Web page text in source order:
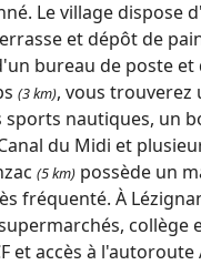
Le village dispose
et dépôt de
bureau de poste et
(3 km), vous trouverez
sports nautiques, un
du Midi et
(5 km) possède un
fréquenté. À
collège
et accès à l'autoroute